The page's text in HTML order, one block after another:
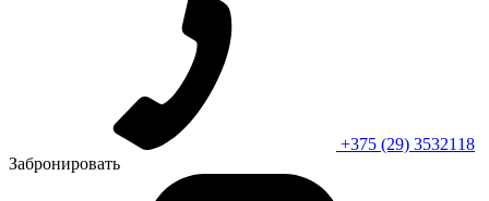
+375 (29) 3532118
Забронировать